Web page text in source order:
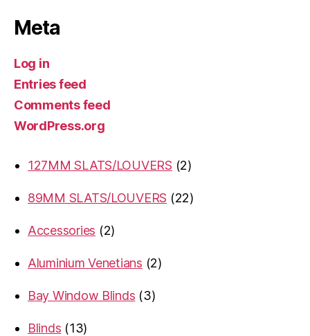
Meta
Log in
Entries feed
Comments feed
WordPress.org
127MM SLATS/LOUVERS 22
89MM SLATS/LOUVERS
2222
Accessories
22
Aluminium Venetians
22
Bay Window Blinds
33
Blinds
1313